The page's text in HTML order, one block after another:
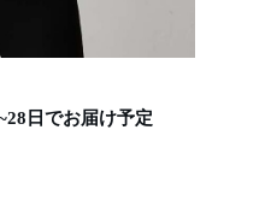
日でお届け予定